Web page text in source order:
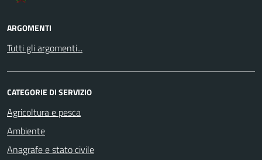
ARGOMENTI
Tutti gli argomenti...
CATEGORIE DI SERVIZIO
Agricoltura e pesca
Ambiente
Anagrafe e stato civile